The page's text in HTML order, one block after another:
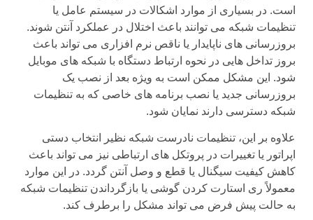
است. در بسیاری از موارد اشکالات در سیستم عامل یا
تنظیمات شبکه می توانند باعث اختلال در عملکرد آنتن شوند.
بروزرسانی های ناپایدار یا ناقص نرم افزاری می تواند باعث
بروز تداخل هایی در نحوه ارتباط دستگاه با شبکه های موبایل
شود. این مشکل ممکن است به ویژه بعد از نصب یک
بروزرسانی جدید یا نصب برنامه های خاصی که به تنظیمات
شبکه دسترسی دارند نمایان شود.
علاوه بر این، تنظیمات نادرست شبکه نظیر انتخاب دستی
اپراتور یا تغییرات در پروتکل های ارتباطی نیز می تواند باعث
کاهش کیفیت سیگنال یا قطع و وصل آنتن گردد. در این موارد
معمولاً ری استارت کردن گوشی یا بازگرداندن تنظیمات شبکه
به حالت پیش فرض می تواند مشکل را برطرف کند.